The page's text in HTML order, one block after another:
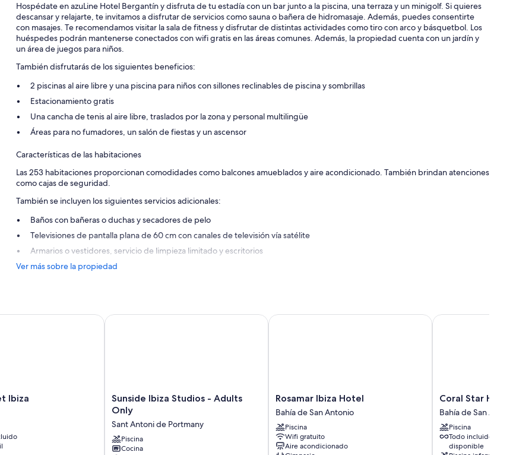
Hospédate en azuLine Hotel Bergantín y disfruta de tu estadía con un bar junto a la piscina, una terraza y un minigolf. Si quieres
descansar y relajarte, te invitamos a disfrutar de servicios como sauna o bañera de hidromasaje. Además, puedes consentirte
con masajes. Te recomendamos visitar la sala de fitness y disfrutar de distintas actividades como tiro con arco y básquetbol. Los
huéspedes podrán mantenerse conectados con wifi gratis en las áreas comunes. Además, la propiedad cuenta con un jardín y
un área de juegos para niños.
También disfrutarás de los siguientes beneficios:
2 piscinas al aire libre y una piscina para niños con sillones reclinables de piscina y sombrillas
Estacionamiento gratis
Una cancha de tenis al aire libre, traslados por la zona y personal multilingüe
Áreas para no fumadores, un salón de fiestas y un ascensor
Características de las habitaciones
Las 253 habitaciones proporcionan comodidades como balcones amueblados y aire acondicionado. También brindan atenciones
como cajas de seguridad.
También se incluyen los siguientes servicios adicionales:
Baños con bañeras o duchas y secadores de pelo
Televisiones de pantalla plana de 60 cm con canales de televisión vía satélite
Armarios o vestidores, servicio de limpieza limitado y escritorios
Ver más sobre la propiedad
Ibiza
Sunside
Ibiza
Studios
-
Adults
Only
Sunside Ibiza Studios - Adults
Only
Sant Antoni de Portmany
Piscina
Cocina
Sunside Ibiza Studios - Adults Only
Rosamar
Ibiza
Hotel
Bahía
de
San
Rosamar Ibiza Hotel
Bahía de San Antonio
Piscina
Wifi gratuito
Aire acondicionado
Rosamar Ibiza Hotel
Coral
Star
Hotel
&
Apartments
Bahía
Coral Star Hotel &
Bahía de San Antonio
Piscina
Todo incluido
disponible
Coral Star Hotel &